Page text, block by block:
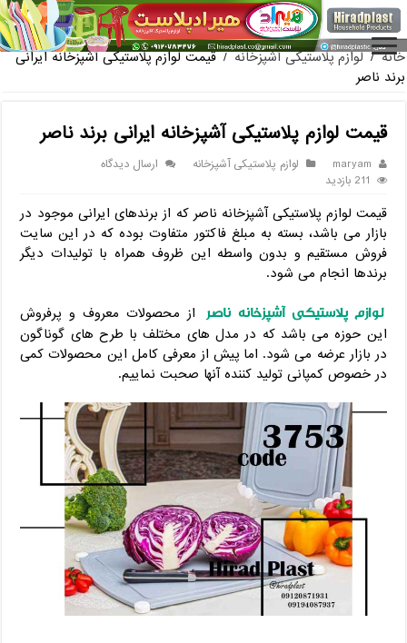
فروش گلدان پلاستیکی گلخانه به صورت آنلاین
خانه / لوازم پلاستیکی آشپزخانه / قیمت لوازم پلاستیکی آشپزخانه ایرانی
برند ناصر
قیمت لوازم پلاستیکی آشپزخانه ایرانی برند ناصر
maryam لوازم پلاستیکی آشپزخانه
ارسال دیدگاه
211 بازدید
قیمت لوازم پلاستیکی آشپزخانه ناصر که از برندهای ایرانی موجود در
بازار می باشد، بسته به مبلغ فاکتور متفاوت بوده که در این سایت
فروش مستقیم و بدون واسطه این ظروف همراه با تولیدات دیگر
برندها انجام می شود.
لوازم پلاستیکی آشپزخانه ناصر
از محصولات معروف و پرفروش
این حوزه می باشد که در مدل های مختلف با طرح های گوناگون
در بازار عرضه می شود. اما پیش از معرفی کامل این محصولات کمی
در خصوص کمپانی تولید کننده آنها صحبت نماییم.